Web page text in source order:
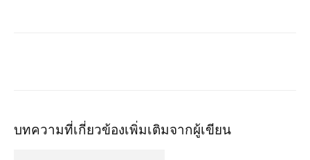
บทความที่เกี่ยวข้องเพิ่มเติมจากผู้เขียน